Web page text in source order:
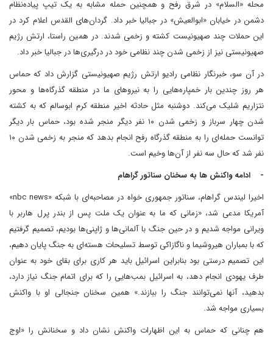
محله «السلام» در شرق رفح و همچنین حمله مشابه به یک تیپ پیاده‌نظام
دشمن در خیابان «ابوالعیش» در جبالیا خبر داد. گردان‌های القدس اعلام کرد در
این حملات چند صهیونیست کشته و زخمی شدند. در همین راستا، ارتش رژیم
صهیونیستی نیز از زخمی شدن چند نظامی خود در درگیری‌ها در جبالیا خبر داد.
در آن سو، خبرنگار نظامی رادیو ارتش رژیم صهیونیستی گزارش داد که حماس
هر روز چندین بار خمپاره‌هایی را به نیروهای ما در منطقه گذرگاه‌ها و محور
نتزاریم شلیک می‌کند. دوشنبه مثل حادثه اخیر منطقه کرم ابوسالم که به کشته
شدن چهار سرباز و زخمی شدن ۱۰ نفر دیگر منجر شده بود، حماس بار دیگر
توانست حمله‌ای را به منطقه گذرگاه رفح انجام بدهد که منجر به زخمی شدن ۱۰
نفر شد که حال سه نفر از آن‌ها وخیم است.
- ادامه واکنش ها به سخنان سناتور گراهام
اخیرا لیندس گراهام، سناتور جمهوری خواه در مصاحبه‌ای با شبکه «nbc news»
آمریکا مدعی شد، «زمانی که ما به عنوان یک ملت پس از بندر پرل هاربر با
ویرانی مواجه شدیم و در حین جنگ با آلمانی‌ها و ژاپنی‌ها بودیم، تصمیم گرفتیم
که با بمباران هیروشیما و ناگازاکی توسط تسلیحات هسته‌ای به جنگ پایان دهیم،
این تصمیم درستی بود بنابراین اسرائیل باید هر کاری برای بقای خود به عنوان
طرف یهودی انجام دهد، به اسرائیل بمب‌هایی را که برای اتمام جنگ نیاز دارد،
بدهید، آنها نمی‌توانند جنگ را ببازند.» همین سخنان جنجالی او با واکنش
بسیاری مواجه شد.
هم چنانی که حماس به این اظهارات واکنش نشان داد و سخنانش را «اوج